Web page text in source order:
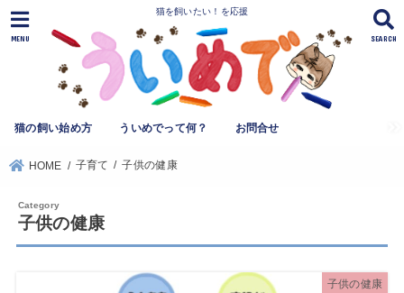
猫を飼いたい！を応援
SEARCH
MENU
猫の飼い始め方 ういめでって何？ お問合せ
HOME 子育て 子供の健康
子供の健康
子供の健康